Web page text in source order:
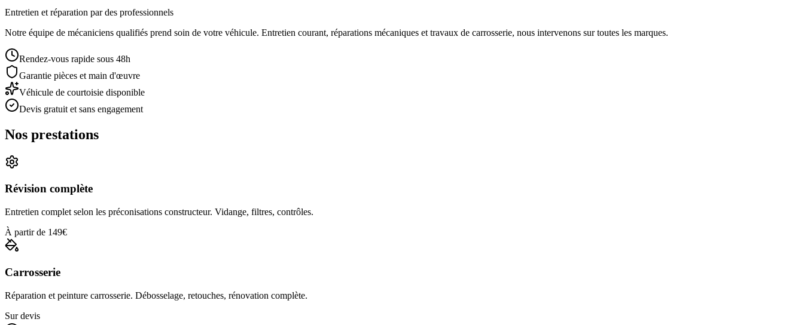
Entretien et réparation par des professionnels
Notre équipe de mécaniciens qualifiés prend soin de votre véhicule. Entretien courant, réparations mécaniques et travaux de carrosserie, nous intervenons sur toutes les marques.
Rendez-vous rapide sous 48h
Garantie pièces et main d'œuvre
Véhicule de courtoisie disponible
Devis gratuit et sans engagement
Nos prestations
Révision complète
Entretien complet selon les préconisations constructeur. Vidange, filtres, contrôles.
À partir de 149€
Carrosserie
Réparation et peinture carrosserie. Débosselage, retouches, rénovation complète.
Sur devis